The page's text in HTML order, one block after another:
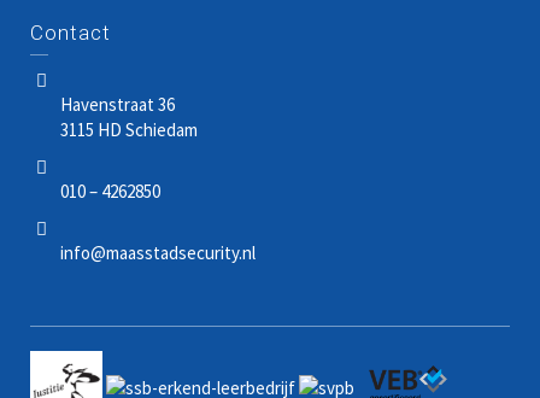
Contact
Havenstraat 36
3115 HD Schiedam
010 – 4262850
info@maasstadsecurity.nl